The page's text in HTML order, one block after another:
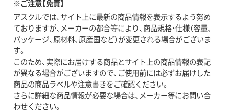
※ご注意【免責】
アスクルでは、サイト上に最新の商品情報を表示するよう努め
ておりますが、メーカーの都合等により、商品規格・仕様（容量、
パッケージ、原材料、原産国など）が変更される場合がございま
す。
このため、実際にお届けする商品とサイト上の商品情報の表記
が異なる場合がございますので、ご使用前には必ずお届けした
商品の商品ラベルや注意書きをご確認ください。
さらに詳細な商品情報が必要な場合は、メーカー等にお問い合
わせください。